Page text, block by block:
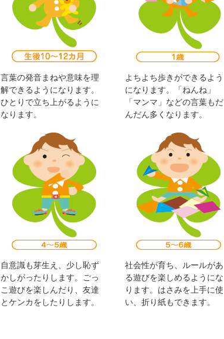
言葉の発音まねや意味を理
解できるようになります。
ひとりで立ち上がるように
なります。
よちよち歩きができるよう
になります。「ねんね」
「マンマ」などの言葉もだ
んだん多くなります。
自意識も芽生え、少し恥ず
かしがったりします。ごっ
こ遊びを楽しんだり、友達
とケンカをしたりします。
社会性が育ち、ルールがあ
る遊びを楽しめるようにな
ります。はさみを上手に使
い、折り紙もできます。